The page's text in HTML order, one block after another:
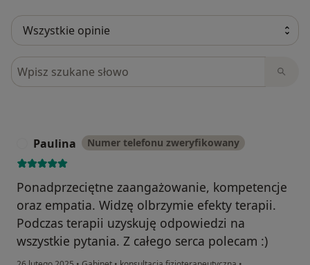
Szukaj w opiniach
Paulina Numer telefonu zweryfikowany
Ponadprzeciętne zaangażowanie, kompetencje
oraz empatia. Widzę olbrzymie efekty terapii.
Podczas terapii uzyskuję odpowiedzi na
wszystkie pytania. Z całego serca polecam :)